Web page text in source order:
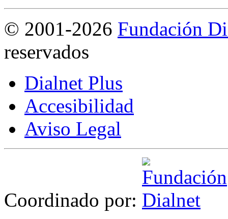
© 2001-2026 Fundación
reservados
Dialnet Plus
Accesibilidad
Aviso Legal
Coordinado por: